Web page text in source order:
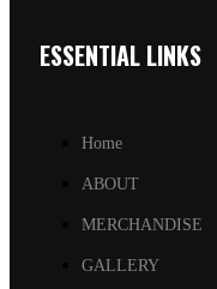
ESSENTIAL LINKS
Home
ABOUT
MERCHANDISE
GALLERY